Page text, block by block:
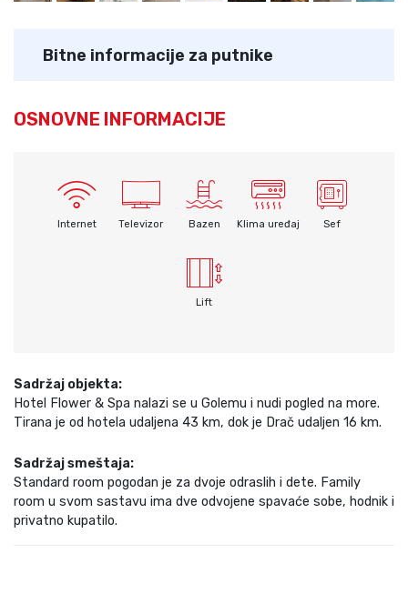
Bitne informacije za putnike
OSNOVNE INFORMACIJE
Internet Televizor Bazen Klima uređaj Sef
Lift
Sadržaj objekta:
Hotel Flower & Spa nalazi se u Golemu i nudi pogled na more.
Tirana je od hotela udaljena 43 km, dok je Drač udaljen 16 km.
Sadržaj smeštaja:
Standard room pogodan je za dvoje odraslih i dete. Family
room u svom sastavu ima dve odvojene spavaće sobe, hodnik i
privatno kupatilo.